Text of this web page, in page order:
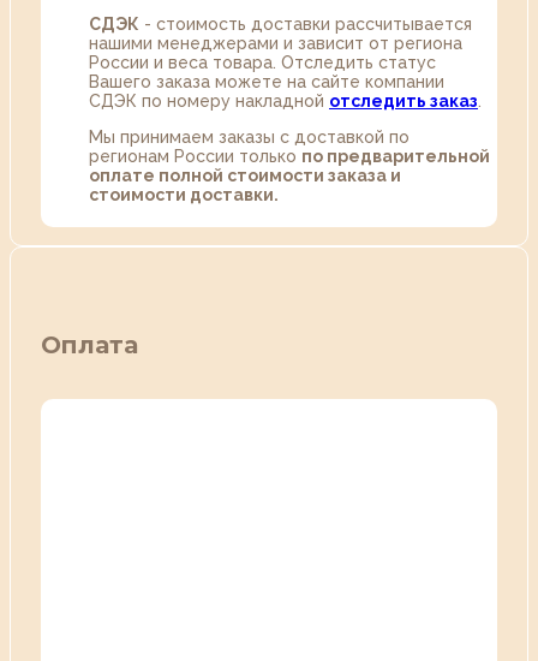
СДЭК - стоимость доставки рассчитывается
нашими менеджерами и зависит от региона
России и веса товара. Отследить статус
Вашего заказа можете на сайте компании
СДЭК по номеру накладной отследить заказ.
Мы принимаем заказы с доставкой по
регионам России только по предварительной
оплате полной стоимости заказа и
стоимости доставки.
Оплата